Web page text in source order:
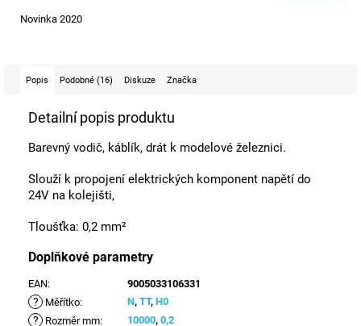
Novinka 2020
Popis Podobné (16) Diskuze Značka
Detailní popis produktu
Barevný vodič, káblík, drát k modelové železnici.
Slouží k propojení elektrických komponent napětí do
24V na kolejišti,
Tloušťka: 0,2 mm²
Doplňkové parametry
EAN: 9005033106331
? Měřítko: N, TT, H0
? Rozměr mm: 10000, 0,2